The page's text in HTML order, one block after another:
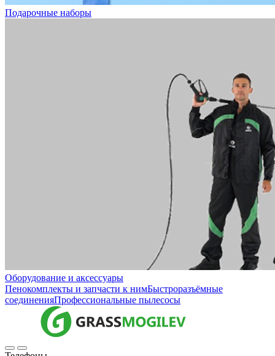
Подарочные наборы
Оборудование и аксессуары
Пенокомплекты и запчасти к нимБыстроразъёмные
соединенияПрофессиональные пылесосы